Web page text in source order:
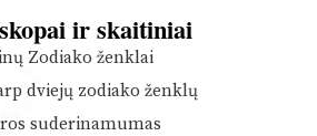
ir skaitiniai
Zodiako ženklai
dviejų zodiako ženklų
suderinamumas